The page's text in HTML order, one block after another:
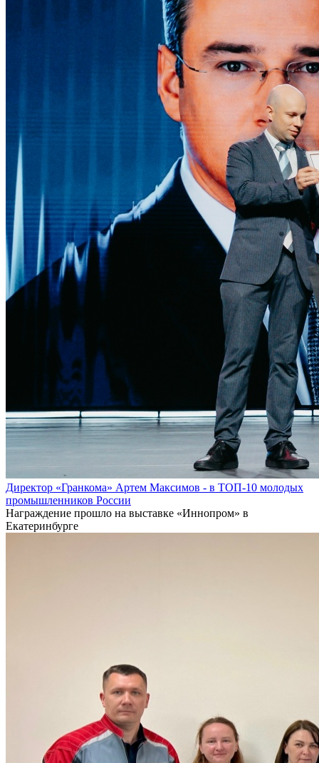
Директор «Гранкома» Артем Максимов - в ТОП-10 молодых
промышленников России
Награждение прошло на выставке «Иннопром» в
Екатеринбурге